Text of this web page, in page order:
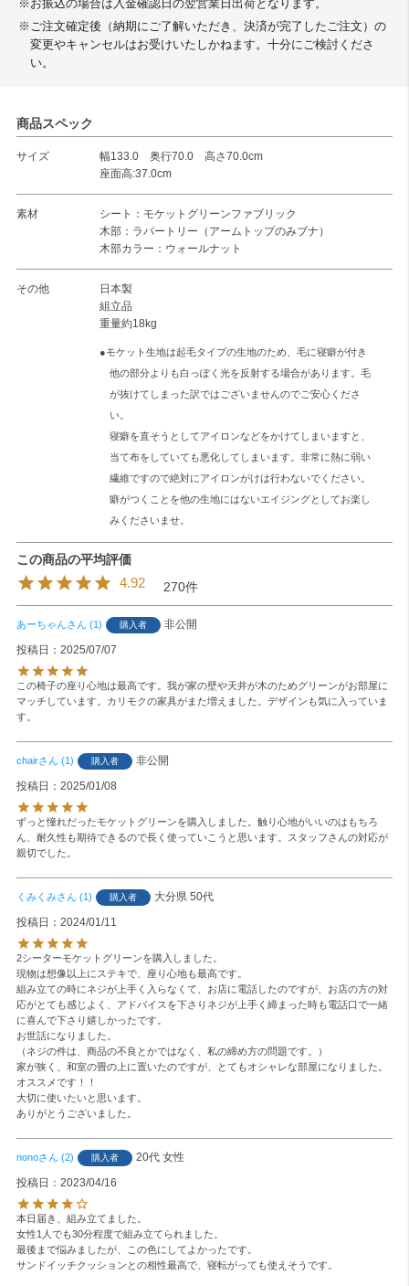
※お振込の場合は入金確認日の翌営業日出荷となります。
※ご注文確定後（納期にご了解いただき、決済が完了したご注文）の
変更やキャンセルはお受けいたしかねます。十分にご検討くださ
い。
商品スペック
サイズ
幅133.0 奥行70.0 高さ70.0cm
座面高:37.0cm
素材
シート：モケットグリーンファブリック
木部：ラバートリー（アームトップのみブナ）
木部カラー：ウォールナット
その他
日本製
組立品
重量約18kg
●モケット生地は起毛タイプの生地のため、毛に寝癖が付き
他の部分よりも白っぽく光を反射する場合があります。毛
が抜けてしまった訳ではございませんのでご安心くださ
い。
寝癖を直そうとしてアイロンなどをかけてしまいますと、
当て布をしていても悪化してしまいます。非常に熱に弱い
繊維ですので絶対にアイロンがけは行わないでください。
癖がつくことを他の生地にはないエイジングとしてお楽し
みくださいませ。
4.92 270
あーちゃん 1 購入者
非公開
投稿日
2025/07/07
この椅子の座り心地は最高です。我が家の壁や天井が木のためグリーンがお部屋に
マッチしています。カリモクの家具がまた増えました。デザインも気に入っていま
す。
chair 1 購入者
非公開
投稿日
2025/01/08
ずっと憧れだったモケットグリーンを購入しました。触り心地がいいのはもちろ
ん、耐久性も期待できるので長く使っていこうと思います。スタッフさんの対応が
親切でした。
くみくみ 1 購入者 大分県 50代
投稿日
2024/01/11
2シーターモケットグリーンを購入しました。
現物は想像以上にステキで、座り心地も最高です。
組み立ての時にネジが上手く入らなくて、お店に電話したのですが、お店の方の対
応がとても感じよく、アドバイスを下さりネジが上手く締まった時も電話口で一緒
に喜んで下さり嬉しかったです。
お世話になりました。
（ネジの件は、商品の不良とかではなく、私の締め方の問題です。）
家が狭く、和室の畳の上に置いたのですが、とてもオシャレな部屋になりました。
オススメです！！
大切に使いたいと思います。
ありがとうございました。
nono 2 購入者 20代 女性
投稿日
2023/04/16
本日届き、組み立てました。
女性1人でも30分程度で組み立てられました。
最後まで悩みましたが、この色にしてよかったです。